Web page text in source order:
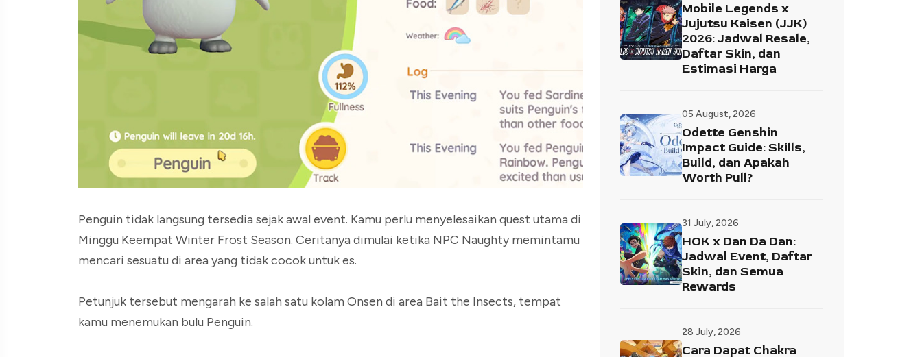
Penguin tidak langsung tersedia sejak awal event. Kamu perlu menyelesaikan quest utama di
Minggu Keempat Winter Frost Season. Ceritanya dimulai ketika NPC Naughty memintamu
mencari sesuatu di area yang tidak cocok untuk es.
Petunjuk tersebut mengarah ke salah satu kolam Onsen di area Bait the Insects, tempat
kamu menemukan bulu Penguin.
Mobile Legends x
Jujutsu Kaisen (JJK)
2026: Jadwal Resale,
Daftar Skin, dan
Estimasi Harga
05 August, 2026
Odette Genshin
Impact Guide: Skills,
Build, dan Apakah
Worth Pull?
31 July, 2026
HOK x Dan Da Dan:
Jadwal Event, Daftar
Skin, dan Semua
Rewards
28 July, 2026
Cara Dapat Chakra